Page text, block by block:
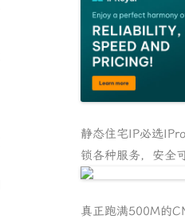
静态住宅IP必选
锁各种服务，安全
真正跑满500M的